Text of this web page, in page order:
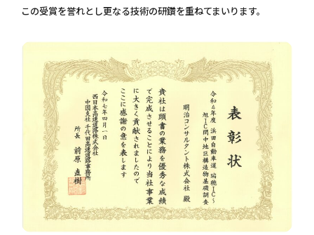
この受賞を誉れとし更なる技術の研鑽を重ねてまいります。